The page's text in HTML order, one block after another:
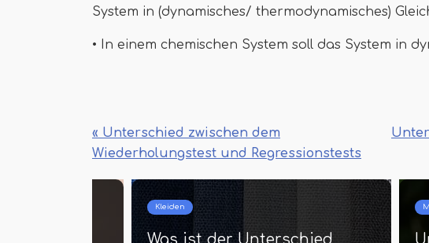
System in (dynamisches/ thermodynamisches)
• In einem chemischen System soll das System in
« Unterschied zwischen dem
Wiederholungstest und Regressionstests
Was ist der Unterschied
Krankheiten
Was ist der